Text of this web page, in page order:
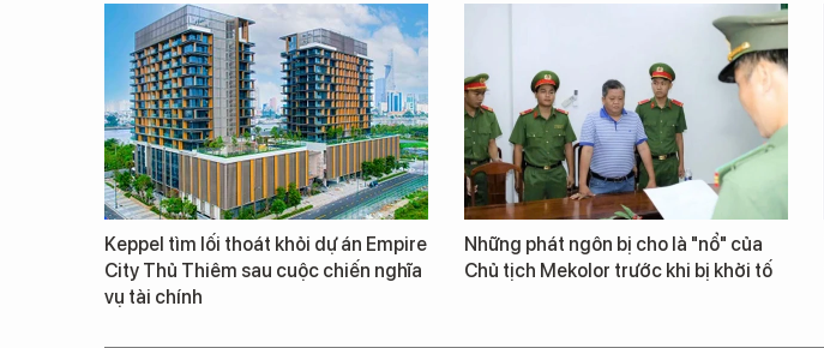
Keppel tìm lối thoát khỏi dự án Empire
City Thủ Thiêm sau cuộc chiến nghĩa
vụ tài chính
Những phát ngôn bị cho là "nổ" của
Chủ tịch Mekolor trước khi bị khởi tố